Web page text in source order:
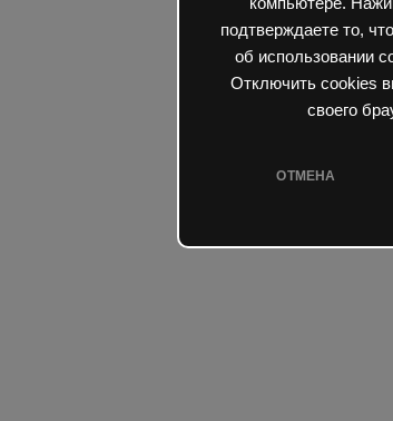
подтверждаете то,
об использовании
Отключить cookies
своего
ОТМЕНА